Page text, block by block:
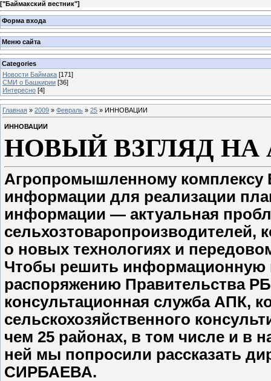
["Баймакский вестник"]
Форма входа
Меню сайта
Categories
Новости Баймака [171]
СМИ о Башкирии [36]
Интересно [4]
Главная » 2009 » Февраль » 25 » ИННОВАЦИИ
ИННОВАЦИИ
НОВЫЙ ВЗГЛЯД НА
Агропромышленному комплексу
информации для реализации
информации — актуальная
сельхозтоваропроизводителей,
о новых технологиях и
Чтобы решить информационную
распоряжению Правительства
консультационная служба АПК,
сельскохозяйственного
чем 25 районах, в том числе и в
ней мы попросили рассказать
СИРБАЕВА.